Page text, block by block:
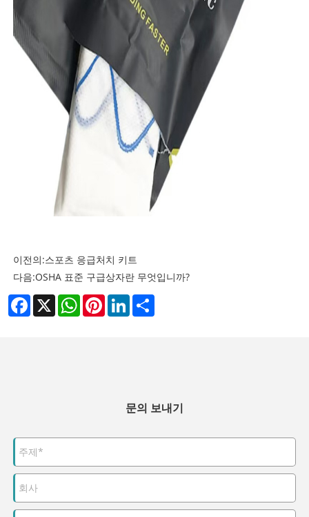
이전의:스포츠 응급처치 키트
다음:OSHA 표준 구급상자란 무엇입니까?
Facebook
X WhatsAppPinterestLinkedIn
문의 보내기